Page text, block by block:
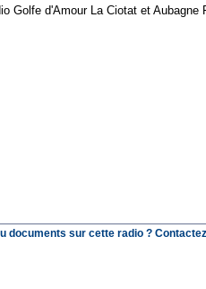
Golfe d'Amour La Ciotat et
documents sur cette radio ?